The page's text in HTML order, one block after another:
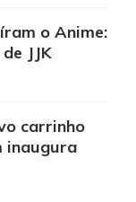
o Anime:
JJK
carrinho
inaugura